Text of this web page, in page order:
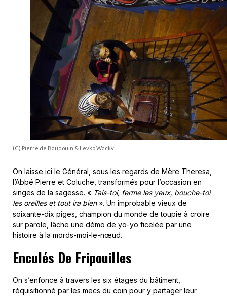
(C) Pierre de Baudouin & Levko Wacky
On laisse ici le Général, sous les regards de Mère Theresa,
l’Abbé Pierre et Coluche, transformés pour l’occasion en
singes de la sagesse. « Tais-toi, ferme les yeux, bouche-toi
les oreilles et tout ira bien». Un improbable vieux de
soixante-dix piges, champion du monde de toupie à croire
sur parole, lâche une démo de yo-yo ficelée par une
histoire à la mords-moi-le-nœud.
Enculés De Fripouilles
On s’enfonce à travers les six étages du bâtiment,
réquisitionné par les mecs du coin pour y partager leur